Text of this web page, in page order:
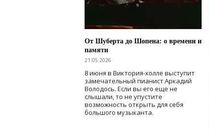
От Шуберта до Шопена: о времени и
памяти
21.05.2026
8 июня в Виктория-холле выступит
замечательный пианист Аркадий
Володось. Если вы его еще не
слышали, то не упустите
возможность открыть для себя
большого музыканта.